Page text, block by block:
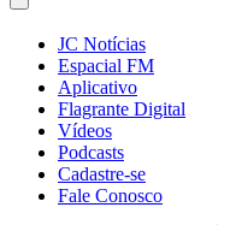
JC Notícias
Espacial FM
Aplicativo
Flagrante Digital
Vídeos
Podcasts
Cadastre-se
Fale Conosco